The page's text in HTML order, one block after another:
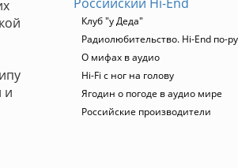
и
Клуб "у Деда"
Радиолюбительство. Hi-End по-
О мифах в аудио
Hi-Fi с ног на голову
Ягодин о погоде в аудио мире
Российские производители